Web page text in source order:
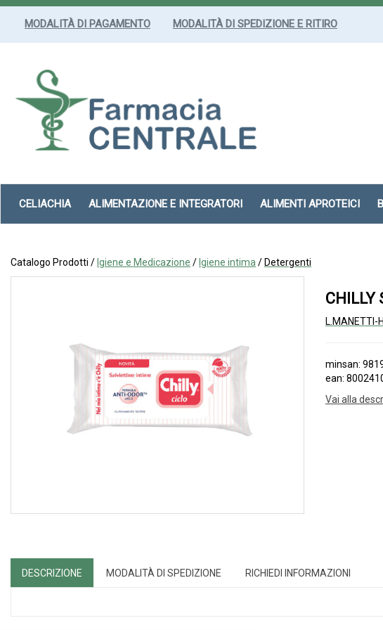
Passa
MODALITÀ DI PAGAMENTO MODALITÀ DI SPEDIZIONE E RITIRO
CELIACHIA ALIMENTAZIONE E INTEGRATORI ALIMENTI APROTEICI
Catalogo Prodotti / Igiene e Medicazione / Igiene intima / Detergenti
CHILLY
L.MANETTI-
minsan:
ean:
Vai alla
DESCRIZIONE MODALITÀ DI SPEDIZIONE RICHIEDI INFORMAZIONI